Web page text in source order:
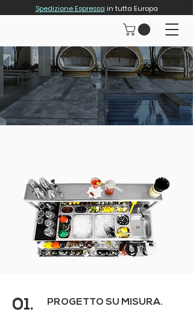
Spedizione Espressa in tutta Europa
01. PROGETTO SU MISURA.